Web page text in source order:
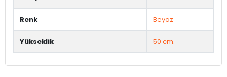
Renk Beyaz
Yükseklik 50 cm.